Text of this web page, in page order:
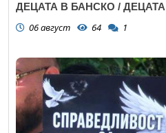
ДЕЦАТА В БАНСКО /
06 август 64 1